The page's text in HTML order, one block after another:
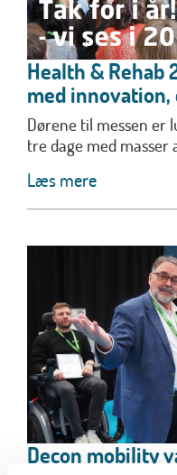
Health & Rehab
med
Dørene til messen er
tre dage med masser
Læs mere
Decon mobility